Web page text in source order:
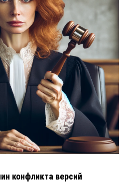
конфликта версий